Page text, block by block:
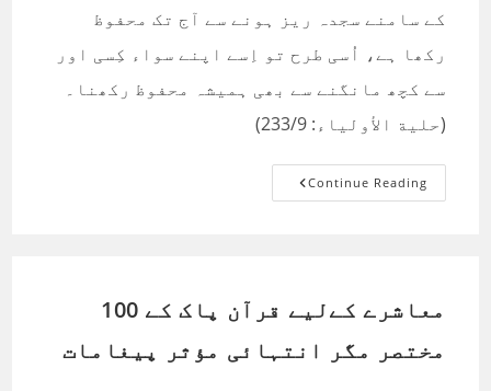
کے سامنے سجدہ ریز ہونے سے آج تک محفوظ
رکھا ہے، اُسی طرح تو اِسے اپنے سواء کِسی اور
سے کچھ مانگنے سے بھی ہمیشہ محفوظ رکھنا۔
(حلية الأولياء: 233/9)
Continue Readingقول
نمبر:
معاشرے کےلیے ‏قرآن پاک کے 100
مختصر مگر انتہائی مؤثر پیغامات